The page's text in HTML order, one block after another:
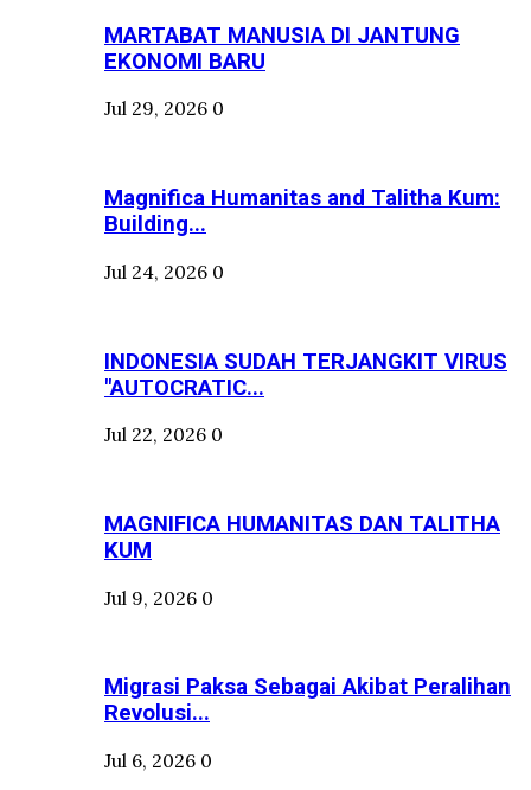
MARTABAT MANUSIA DI JANTUNG
EKONOMI BARU
Jul 29, 2026 0
Magnifica Humanitas and Talitha Kum:
Building...
Jul 24, 2026 0
INDONESIA SUDAH TERJANGKIT VIRUS
"AUTOCRATIC...
Jul 22, 2026 0
MAGNIFICA HUMANITAS DAN TALITHA
KUM
Jul 9, 2026 0
Migrasi Paksa Sebagai Akibat Peralihan
Revolusi...
Jul 6, 2026 0